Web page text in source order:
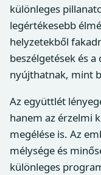
különleges
legértékesebb
helyzetekből
beszélgetések és
nyújthatnak, mint
Az együttlét
hanem az érzelmi
megélése is. Az
mélysége és
különleges